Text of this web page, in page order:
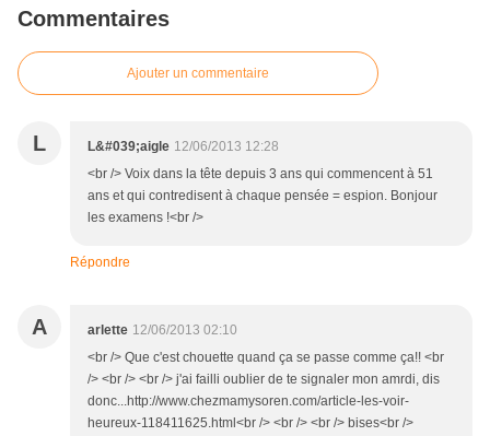
Commentaires
Ajouter un commentaire
L L&#039;aigle 12/06/2013 12:28
<br /> Voix dans la tête depuis 3 ans qui commencent à 51
ans et qui contredisent à chaque pensée = espion. Bonjour
les examens !<br />
Répondre
A arlette 12/06/2013 02:10
<br /> Que c'est chouette quand ça se passe comme ça!! <br
/> <br /> <br /> j'ai failli oublier de te signaler mon amrdi, dis
donc...http://www.chezmamysoren.com/article-les-voir-
heureux-118411625.html<br /> <br /> <br /> bises<br />